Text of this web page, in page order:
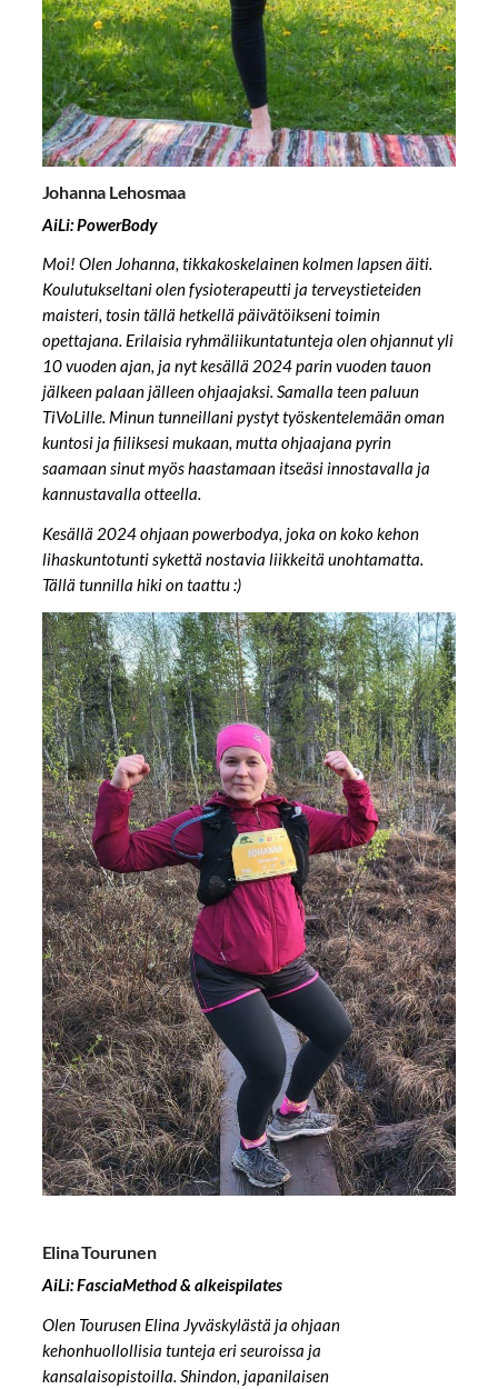
Johanna Lehosmaa
AiLi: PowerBody
Moi! Olen Johanna, tikkakoskelainen kolmen lapsen äiti.
Koulutukseltani olen fysioterapeutti ja terveystieteiden
maisteri, tosin tällä hetkellä päivätöikseni toimin
opettajana. Erilaisia ryhmäliikuntatunteja olen ohjannut yli
10 vuoden ajan, ja nyt kesällä 2024 parin vuoden tauon
jälkeen palaan jälleen ohjaajaksi. Samalla teen paluun
TiVoLille. Minun tunneillani pystyt työskentelemään oman
kuntosi ja fiiliksesi mukaan, mutta ohjaajana pyrin
saamaan sinut myös haastamaan itseäsi innostavalla ja
kannustavalla otteella.
Kesällä 2024 ohjaan powerbodya, joka on koko kehon
lihaskuntotunti sykettä nostavia liikkeitä unohtamatta.
Tällä tunnilla hiki on taattu :)
Elina Tourunen
AiLi: FasciaMethod & alkeispilates
Olen Tourusen Elina Jyväskylästä ja ohjaan
kehonhuollollisia tunteja eri seuroissa ja
kansalaisopistoilla. Shindon, japanilaisen